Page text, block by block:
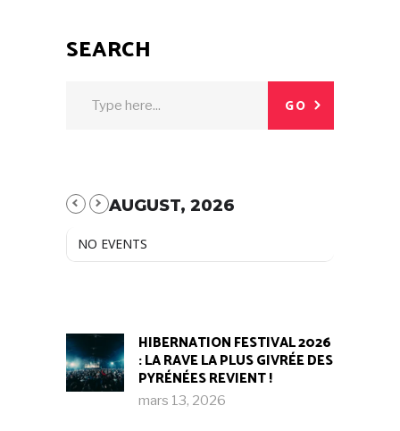
SEARCH
GO
AUGUST, 2026
NO EVENTS
HIBERNATION FESTIVAL 2026
: LA RAVE LA PLUS GIVRÉE DES
PYRÉNÉES REVIENT !
mars 13, 2026